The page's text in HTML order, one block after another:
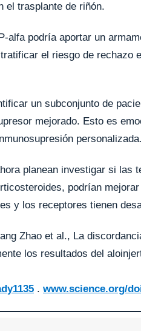
el trasplante de riñón.
alfa podría aportar un
el riesgo de rechazo
un subconjunto de
mejorado. Esto es
planean investigar si las
podrían
y los receptores tienen
Zhao et al., La
los resultados del
. www.science.org/